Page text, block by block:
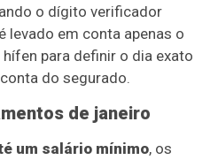
o dígito verificador
levado em conta apenas o
para definir o dia exato
do segurado.
de janeiro
um salário mínimo, os